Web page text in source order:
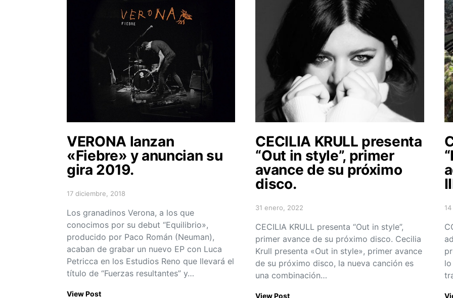
VERONA lanzan
«Fiebre» y anuncian su
gira 2019.
Posted on
17 diciembre, 2018
Los granadinos Verona, a los que
conocimos por su debut “Equilibrio»,
producido por Paco Román (Neuman),
acaban de grabar un nuevo EP con Luca
Petricca en los Estudios Reno que llevará el
título de “Fuerzas resultantes” y…
View Post
CECILIA KRULL presenta
“Out in style”, primer
avance de su próximo
disco.
Posted on
31 enero, 2022
CECILIA KRULL presenta “Out in style”,
primer avance de su próximo disco. Cecilia
Krull presenta «Out in style», primer avance
de su próximo disco, la nueva canción es
una combinación…
View Post